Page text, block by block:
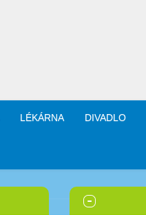
LÉKÁRNA DIVADLO